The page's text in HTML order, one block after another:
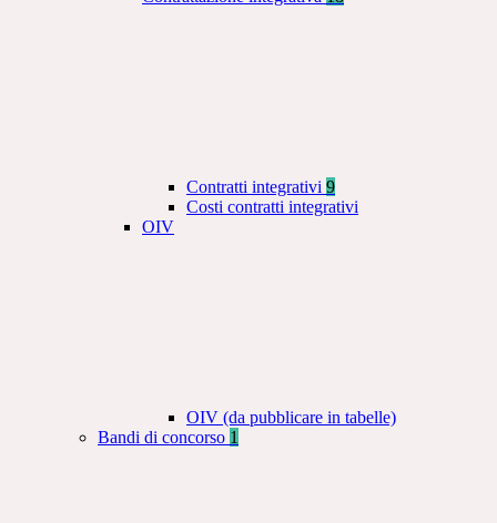
Contratti integrativi 9
Costi contratti integrativi
OIV
OIV (da pubblicare in tabelle)
Bandi di concorso 1